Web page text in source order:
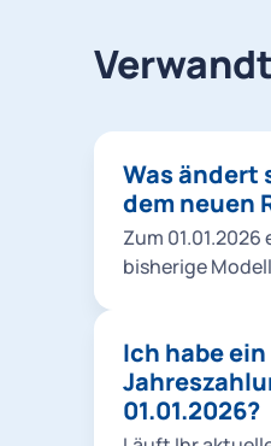
Was ändert
dem neuen
Zum
bisherige
monatlichen
beiden
hier. Der Vorteil: Sie sehen den Rabatt sofort
und zahlen
Ich habe
01.01.2026?